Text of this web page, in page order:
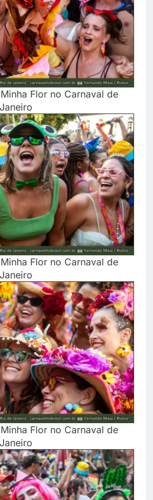
Flor no Carnaval de
Flor no Carnaval de
Flor no Carnaval de